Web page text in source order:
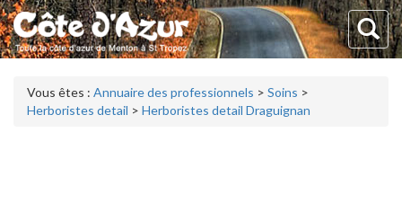
Vous êtes : Annuaire des professionnels > Soins >
Herboristes detail > Herboristes detail Draguignan